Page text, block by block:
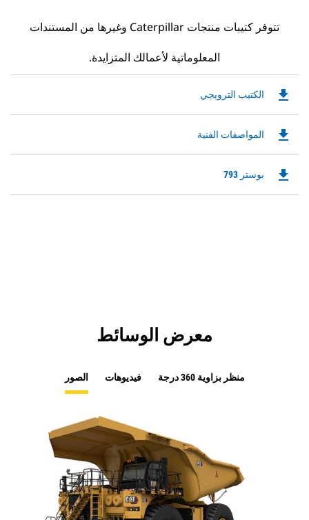
تتوفر كتيبات منتجات Caterpillar وغيرها من المستندات
المعلوماتية لأعمالك المتزايدة.
الكتيب الترويجيDownloadable
a
New
Tab
file_download
المواصفات الفنيةDownloadable
a
file_download
بوستر 793
Downloadable
file_download
معرض الوسائط
الصور فيديوهات منظر بزاوية 360 درجة